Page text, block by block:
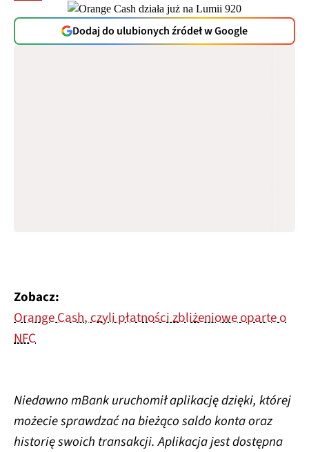
Dodaj do ulubionych źródeł w Google
Zobacz:
Orange Cash, czyli płatności zbliżeniowe oparte o
NFC
Niedawno mBank uruchomił aplikację dzięki, której
możecie sprawdzać na bieżąco saldo konta oraz
historię swoich transakcji. Aplikacja jest dostępna